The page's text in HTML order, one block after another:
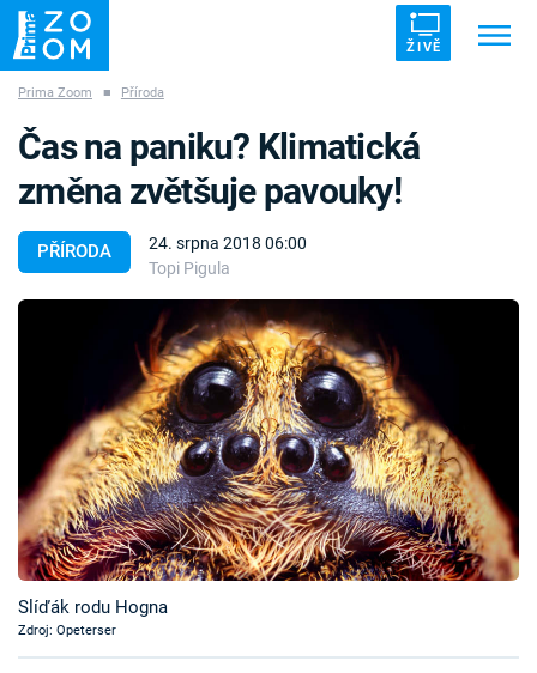
ŽIVĚ
ZÁHADY VETŘELCI DÁVNOVĚKU
Pořady
TV Program
Časopis
Sledujte prima+
Prima Zoom ■ Příroda
PŘÍRODA
24. srpna 2018 06:00
Topi Pigula
Čas na paniku? Klimatická
změna zvětšuje pavouky!
Slíďák rodu Hogna
Zdroj: Opeterser